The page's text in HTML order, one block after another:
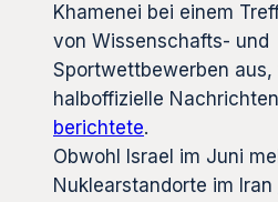
Khamenei bei einem
von Wissenschafts- und
Sportwettbewerben aus,
halboffizielle
berichtete.
Obwohl Israel im Juni
Nuklearstandorte im Iran